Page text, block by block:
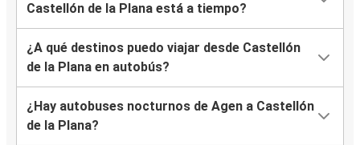
Castellón de la Plana está a tiempo?
¿A qué destinos puedo viajar desde Castellón
de la Plana en autobús?
¿Hay autobuses nocturnos de Agen a Castellón
de la Plana?